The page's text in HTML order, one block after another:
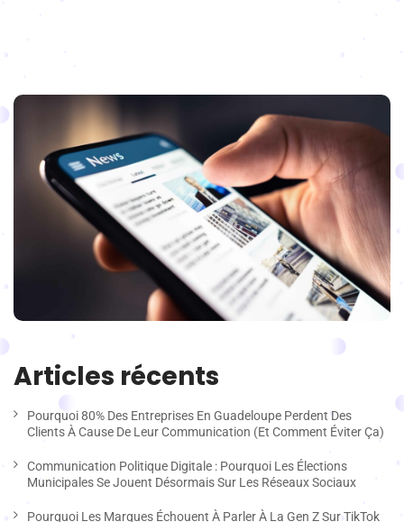
Articles récents
Pourquoi 80% Des Entreprises En Guadeloupe Perdent Des
Clients À Cause De Leur Communication (et Comment Éviter Ça)
Communication Politique Digitale : Pourquoi Les Élections
Municipales Se Jouent Désormais Sur Les Réseaux Sociaux
Pourquoi Les Marques Échouent À Parler À La Gen Z Sur TikTok